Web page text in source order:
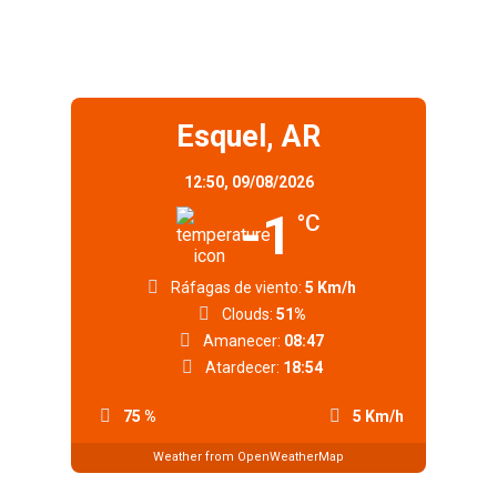
Esquel, AR
12:50, 09/08/2026
-1 °C
75 % 5 Km/h
Ráfagas de viento: 5 Km/h
Clouds: 51%
Amanecer: 08:47
Atardecer: 18:54
Weather from OpenWeatherMap